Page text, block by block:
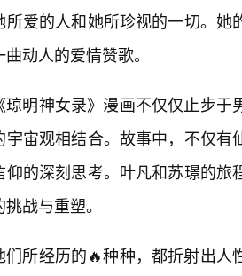
所爱的人和她所珍视的一切。
动人的爱情赞歌。
琼明神女录》漫画不仅仅止步
宇宙观相结合。故事中，不仅
仰的深刻思考。叶凡和苏璟的
战与重塑。
们所经历的🔥种种，都折射出人